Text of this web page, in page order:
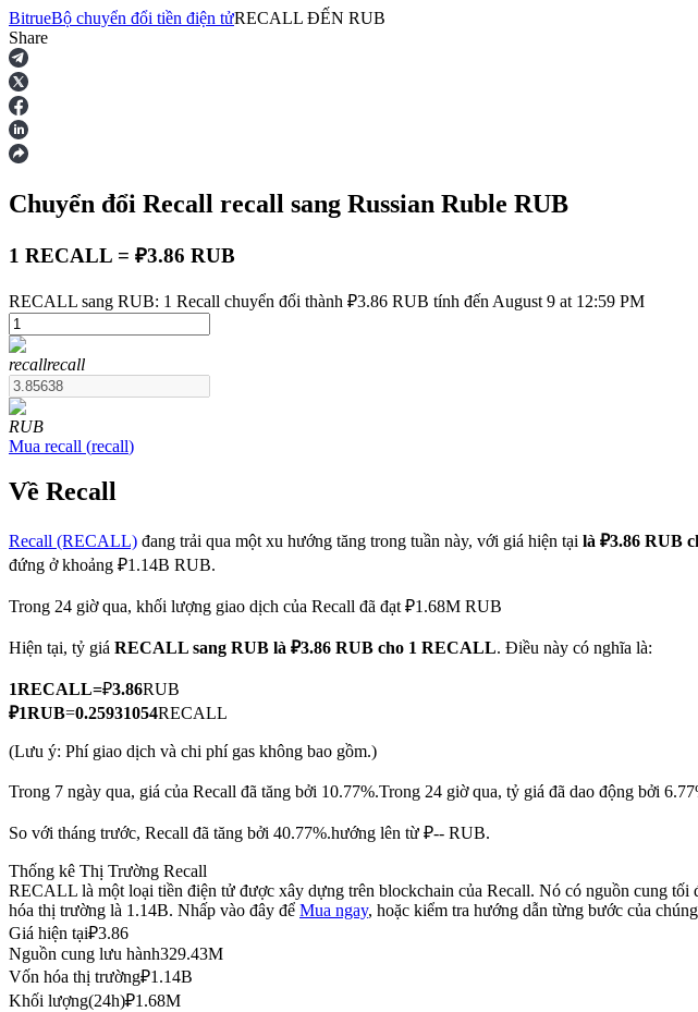
Hợp đồng tương lai
Futures sử dụng USDT làm tài sản thế chấp
TradFi
Phái sinh cổ phiếu, ngoại hối, kim loại quý và hàng hóa
USDC Futures vĩnh cửu
Futures sử dụng USDC làm tài sản thế chấp
BitrueBộ chuyển đổi tiền điện tửRECALL ĐẾN RUB
Share
Chuyển đổi Recall recall sang Russian Ruble RUB
1 RECALL = ₽3.86 RUB
RECALL sang RUB: 1 Recall chuyển đổi thành ₽3.86 RUB tính đến August 9 at 12:59 PM
recallrecall
RUB
Mua recall (recall)
Về Recall
Recall (RECALL) đang trải qua một xu hướng tăng trong tuần này, với giá hiện tại là ₽3.86 RUB
đứng ở khoảng ₽1.14B RUB.
Trong 24 giờ qua, khối lượng giao dịch của Recall đã đạt ₽1.68M RUB
Hiện tại, tỷ giá RECALL sang RUB là ₽3.86 RUB cho 1 RECALL. Điều này có nghĩa là:
1RECALL=₽3.86RUB
₽1RUB=0.25931054RECALL
(Lưu ý: Phí giao dịch và chi phí gas không bao gồm.)
Trong 7 ngày qua, giá của Recall đã tăng bởi 10.77%.Trong 24 giờ qua, tỷ giá đã dao động bởi
So với tháng trước, Recall đã tăng bởi 40.77%.hướng lên từ ₽-- RUB.
Thống kê Thị Trường Recall
RECALL là một loại tiền điện tử được xây dựng trên blockchain của Recall. Nó có nguồn cung
hóa thị trường là 1.14B. Nhấp vào đây để Mua ngay, hoặc kiểm tra hướng dẫn từng bước của
Giá hiện tại₽3.86
Nguồn cung lưu hành329.43M
Vốn hóa thị trường₽1.14B
Khối lượng(24h)₽1.68M